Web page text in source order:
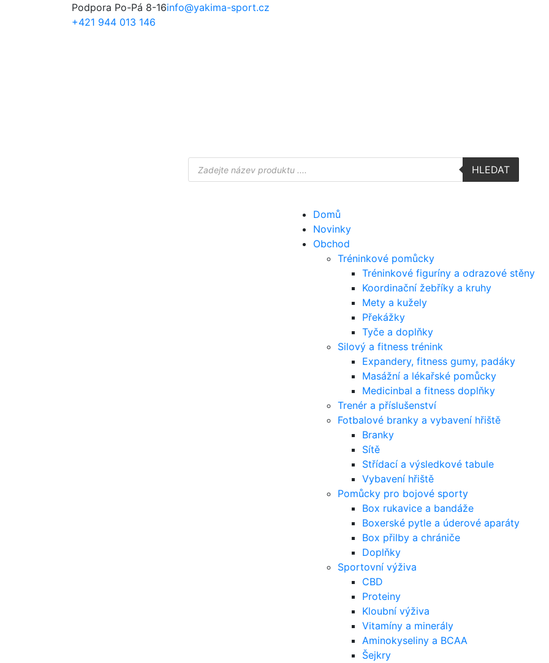
Podpora Po-Pá 8-16
+421 944 013 146
info@yakima-sport.cz
Products
search
HLEDAT
Domů
Novinky
Obchod
Tréninkové pomůcky
Tréninkové figuríny a odrazové stěny
Koordinační žebříky a kruhy
Mety a kužely
Překážky
Tyče a doplňky
Silový a fitness trénink
Expandery, fitness gumy, padáky
Masážní a lékařské pomůcky
Medicinbal a fitness doplňky
Trenér a příslušenství
Fotbalové branky a vybavení hřiště
Branky
Sítě
Střídací a výsledkové tabule
Vybavení hřiště
Pomůcky pro bojové sporty
Box rukavice a bandáže
Boxerské pytle a úderové aparáty
Box přilby a chrániče
Doplňky
Sportovní výživa
CBD
Proteiny
Kloubní výživa
Vitamíny a minerály
Aminokyseliny a BCAA
Šejkry